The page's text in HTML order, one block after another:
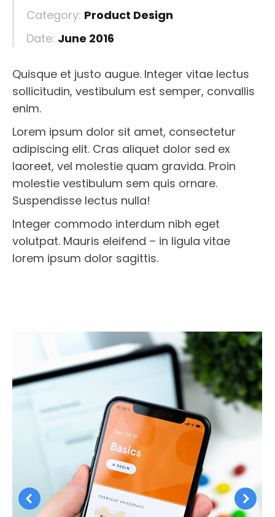
Category: Product Design
Date: June 2016
Quisque et justo augue. Integer vitae lectus
sollicitudin, vestibulum est semper, convallis
enim.
Lorem ipsum dolor sit amet, consectetur
adipiscing elit. Cras aliquet dolor sed ex
laoreet, vel molestie quam gravida. Proin
molestie vestibulum sem quis ornare.
Suspendisse lectus nulla!
Integer commodo interdum nibh eget
volutpat. Mauris eleifend – in ligula vitae
lorem ipsum dolor sagittis.